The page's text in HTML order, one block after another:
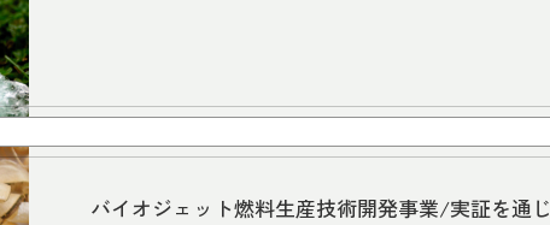
バイオジェット燃料生産技術開発事業/実証を通